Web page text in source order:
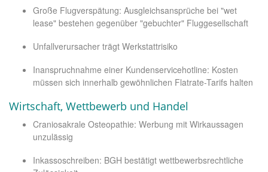
Große Flugverspätung: Ausgleichsansprüche bei "wet
lease" bestehen gegenüber "gebuchter" Fluggesellschaft
Unfallverursacher trägt Werkstattrisiko
Inanspruchnahme einer Kundenservicehotline: Kosten
müssen sich innerhalb gewöhnlichen Flatrate-Tarifs halten
Wirtschaft, Wettbewerb und Handel
Craniosakrale Osteopathie: Werbung mit Wirkaussagen
unzulässig
Inkassoschreiben: BGH bestätigt wettbewerbsrechtliche